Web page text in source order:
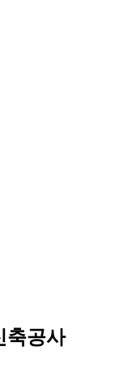
축공사